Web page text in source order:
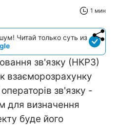
1 мин
Читай только суть из
зв'язку (НКРЗ)
взаєморозрахунку
зв'язку -
для визначення
буде його